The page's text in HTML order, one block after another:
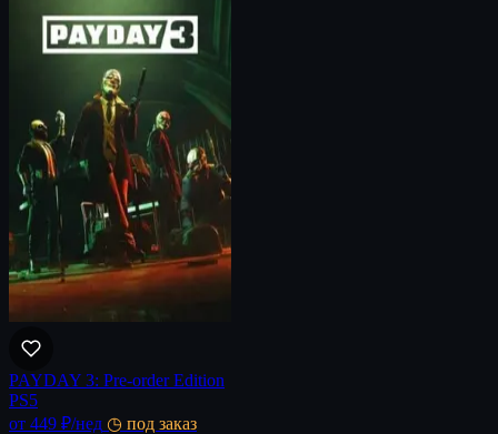
PAYDAY 3: Pre-order Edition
PS5
от 449 ₽/нед ◷ под заказ